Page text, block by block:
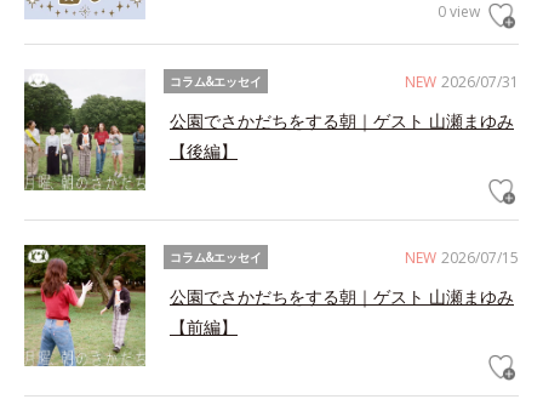
0 view
NEW 2026/07/31
コラム&エッセイ
公園でさかだちをする朝｜ゲスト 山瀬まゆみ
【後編】
NEW 2026/07/15
コラム&エッセイ
公園でさかだちをする朝｜ゲスト 山瀬まゆみ
【前編】